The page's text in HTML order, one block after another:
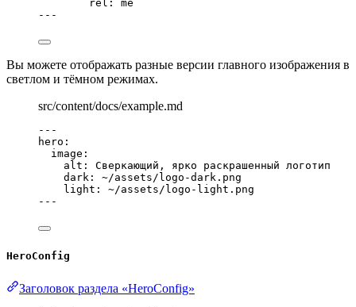
rel : me
---
Вы можете отображать разные версии главного изображения в
светлом и тёмном режимах.
src/content/docs/example.md
---
hero :
image :
alt : Сверкающий, ярко раскрашенный логотип
dark : ~/assets/logo-dark.png
light : ~/assets/logo-light.png
---
HeroConfig
Заголовок раздела «HeroConfig»